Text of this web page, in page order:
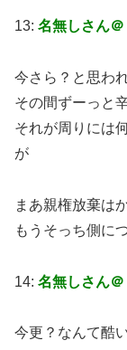
13: 名無しさん＠
今さら？と思わ
その間ずーっと
それが周りには
が
まあ親権放棄は
もうそっち側に
14: 名無しさん＠
今更？なんて酷